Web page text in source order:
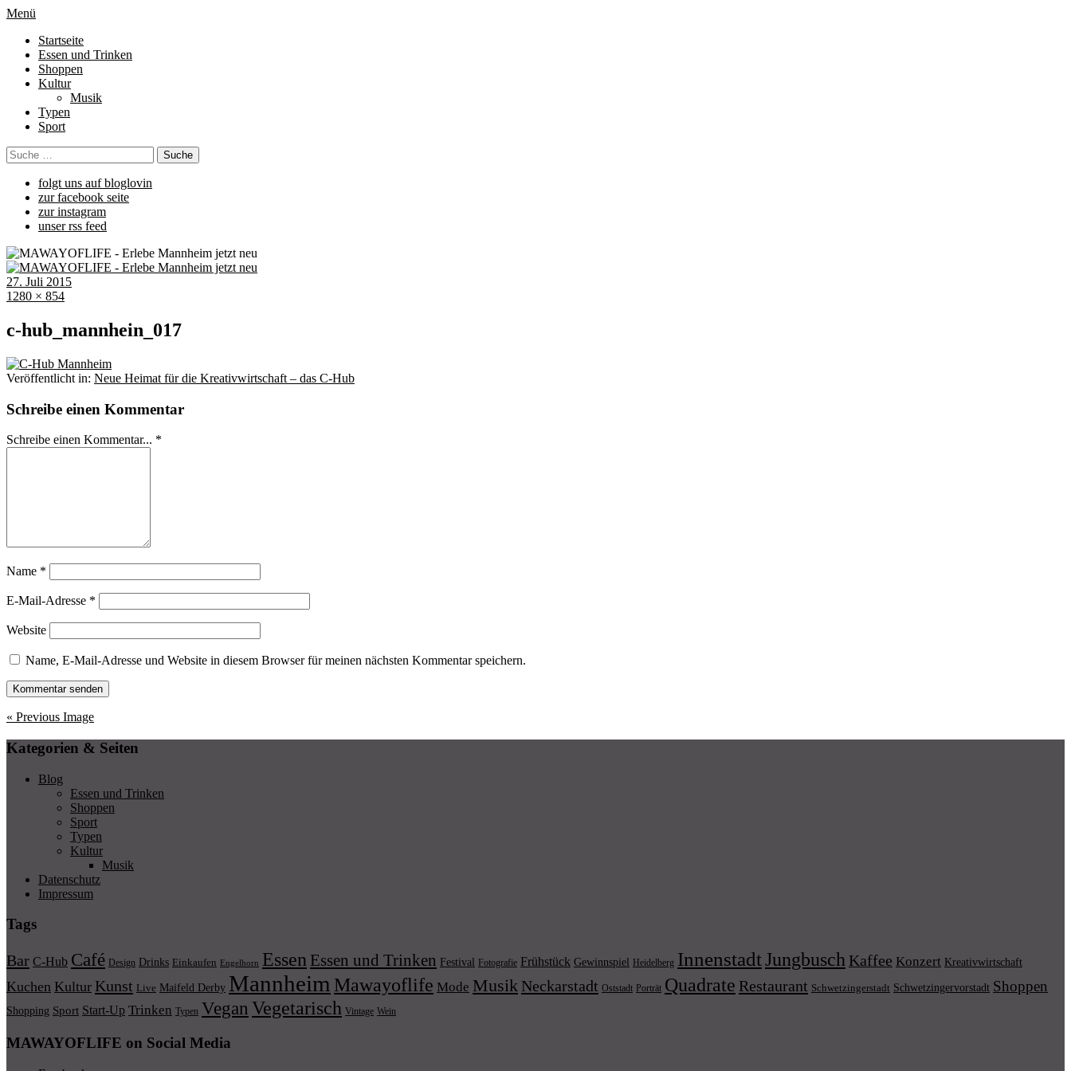
Menü
Startseite
Essen und Trinken
Shoppen
Kultur
Musik
Typen
Sport
folgt uns auf bloglovin
zur facebook seite
zur instagram
unser rss feed
27. Juli 2015
1280 × 854
c-hub_mannhein_017
Veröffentlicht in: Neue Heimat für die Kreativwirtschaft – das C-Hub
Schreibe einen Kommentar
Schreibe einen Kommentar... *
Name *
E-Mail-Adresse *
Website
Name, E-Mail-Adresse und Website in diesem Browser für meinen nächsten Kommentar speichern.
« Previous Image
Kategorien & Seiten
Blog
Essen und Trinken
Shoppen
Sport
Typen
Kultur
Musik
Datenschutz
Impressum
Tags
Bar C-Hub Café Design Drinks Einkaufen Engelhorn Essen Essen und Trinken Festival Fotografie Frühstück Gewinnspiel Heidelberg InnenstadtJungbusch Kaffee Konzert Kreativwirtschaft
Kuchen Kultur Kunst Live Maifeld Derby Mannheim Mawayoflife Mode Musik Neckarstadt Oststadt Porträt Quadrate Restaurant Schwetzingerstadt Schwetzingervorstadt Shoppen
Shopping Sport Start-Up Trinken Typen Vegan Vegetarisch Vintage Wein
MAWAYOFLIFE on Social Media